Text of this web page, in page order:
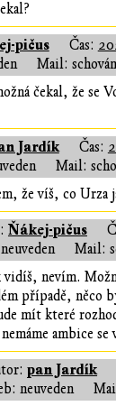
pičus Čas:
Mail: schován
čekal, že se
Jardík Čas:
Mail:
že víš, co Urza
Ňákej-pičus
Mail:
vidíš, nevím.
případě, něco
mít které
ambice
pan Jardík
neuveden